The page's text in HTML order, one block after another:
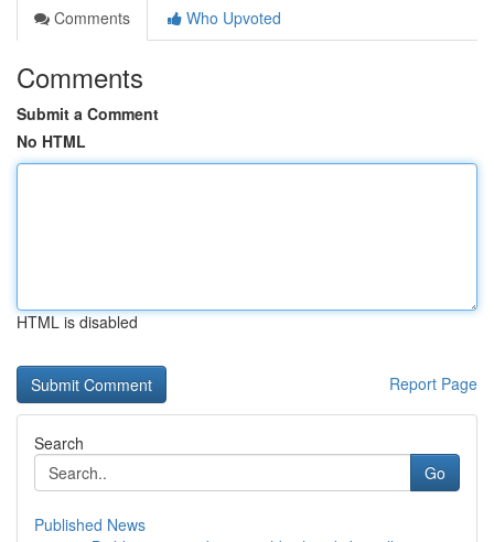
Comments
Who Upvoted
Comments
Submit a Comment
No HTML
HTML is disabled
Report Page
Search
Go
Published News